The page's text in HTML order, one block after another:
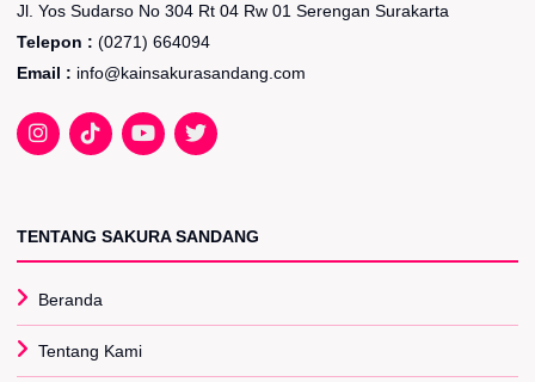
Jl. Yos Sudarso No 304 Rt 04 Rw 01 Serengan Surakarta
Telepon : (0271) 664094
Email : info@kainsakurasandang.com
TENTANG SAKURA SANDANG
Beranda
Tentang Kami